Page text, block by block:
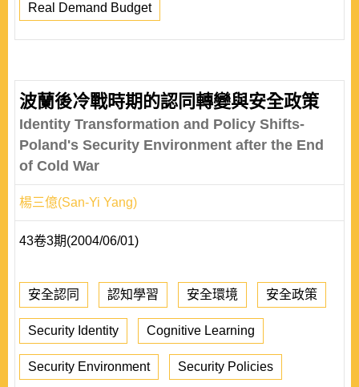
Real Demand Budget
波蘭後冷戰時期的認同轉變與安全政策
Identity Transformation and Policy Shifts-
Poland's Security Environment after the End
of Cold War
楊三億(San-Yi Yang)
43卷3期(2004/06/01)
安全認同 認知學習 安全環境 安全政策
Security Identity Cognitive Learning
Security Environment Security Policies